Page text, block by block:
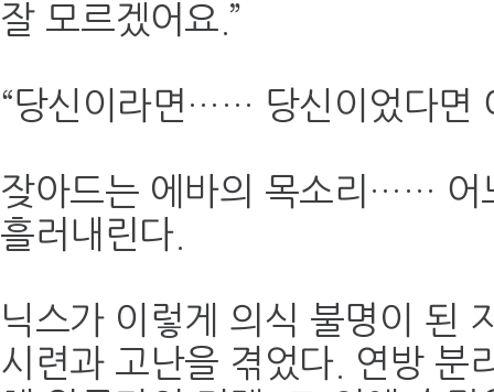
잘 모르겠어요.”
“당신이라면…… 당신이었다면
잦아드는 에바의 목소리…… 어
흘러내린다.
닉스가 이렇게 의식 불명이 된
시련과 고난을 겪었다. 연방 분